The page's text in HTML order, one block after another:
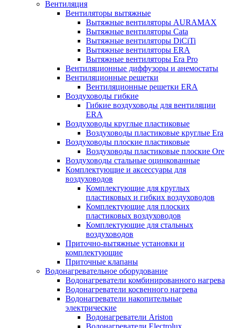
Вентиляция
Вентиляторы вытяжные
Вытяжные вентиляторы AURAMAX
Вытяжные вентиляторы Cata
Вытяжные вентиляторы DiCiTi
Вытяжные вентиляторы ERA
Вытяжные вентиляторы Era Pro
Вентиляционные диффузоры и анемостаты
Вентиляционные решетки
Вентиляционные решетки ERA
Воздуховоды гибкие
Гибкие воздуховоды для вентиляции
ERA
Воздуховоды круглые пластиковые
Воздуховоды пластиковые круглые Era
Воздуховоды плоские пластиковые
Воздуховоды пластиковые плоские Ore
Воздуховоды стальные оцинкованные
Комплектующие и аксессуары для
воздуховодов
Комплектующие для круглых
пластиковых и гибких воздуховодов
Комплектующие для плоских
пластиковых воздуховодов
Комплектующие для стальных
воздуховодов
Приточно-вытяжные установки и
комплектующие
Приточные клапаны
Водонагревательное оборудование
Водонагреватели комбинированного нагрева
Водонагреватели косвенного нагрева
Водонагреватели накопительные
электрические
Водонагреватели Ariston